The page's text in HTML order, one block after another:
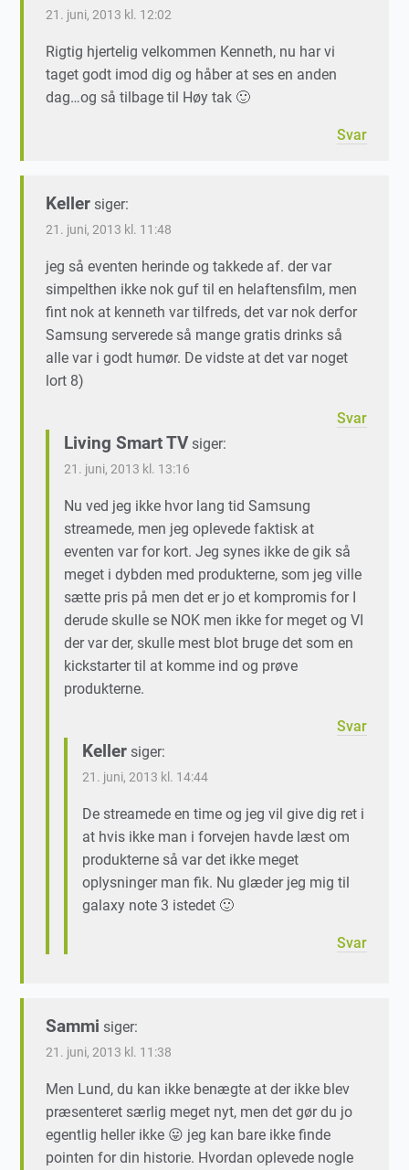
21. juni, 2013 kl. 12:02
Rigtig hjertelig velkommen Kenneth, nu har vi
taget godt imod dig og håber at ses en anden
dag…og så tilbage til Høy tak 🙂
Svar
Keller siger:
21. juni, 2013 kl. 11:48
jeg så eventen herinde og takkede af. der var
simpelthen ikke nok guf til en helaftensfilm, men
fint nok at kenneth var tilfreds, det var nok derfor
Samsung serverede så mange gratis drinks så
alle var i godt humør. De vidste at det var noget
lort 8)
Svar
Living Smart TV siger:
21. juni, 2013 kl. 13:16
Nu ved jeg ikke hvor lang tid Samsung
streamede, men jeg oplevede faktisk at
eventen var for kort. Jeg synes ikke de gik så
meget i dybden med produkterne, som jeg ville
sætte pris på men det er jo et kompromis for I
derude skulle se NOK men ikke for meget og VI
der var der, skulle mest blot bruge det som en
kickstarter til at komme ind og prøve
produkterne.
Svar
Keller siger:
21. juni, 2013 kl. 14:44
De streamede en time og jeg vil give dig ret i
at hvis ikke man i forvejen havde læst om
produkterne så var det ikke meget
oplysninger man fik. Nu glæder jeg mig til
galaxy note 3 istedet 🙂
Svar
Sammi siger:
21. juni, 2013 kl. 11:38
Men Lund, du kan ikke benægte at der ikke blev
præsenteret særlig meget nyt, men det gør du jo
egentlig heller ikke 😛 jeg kan bare ikke finde
pointen for din historie. Hvordan oplevede nogle